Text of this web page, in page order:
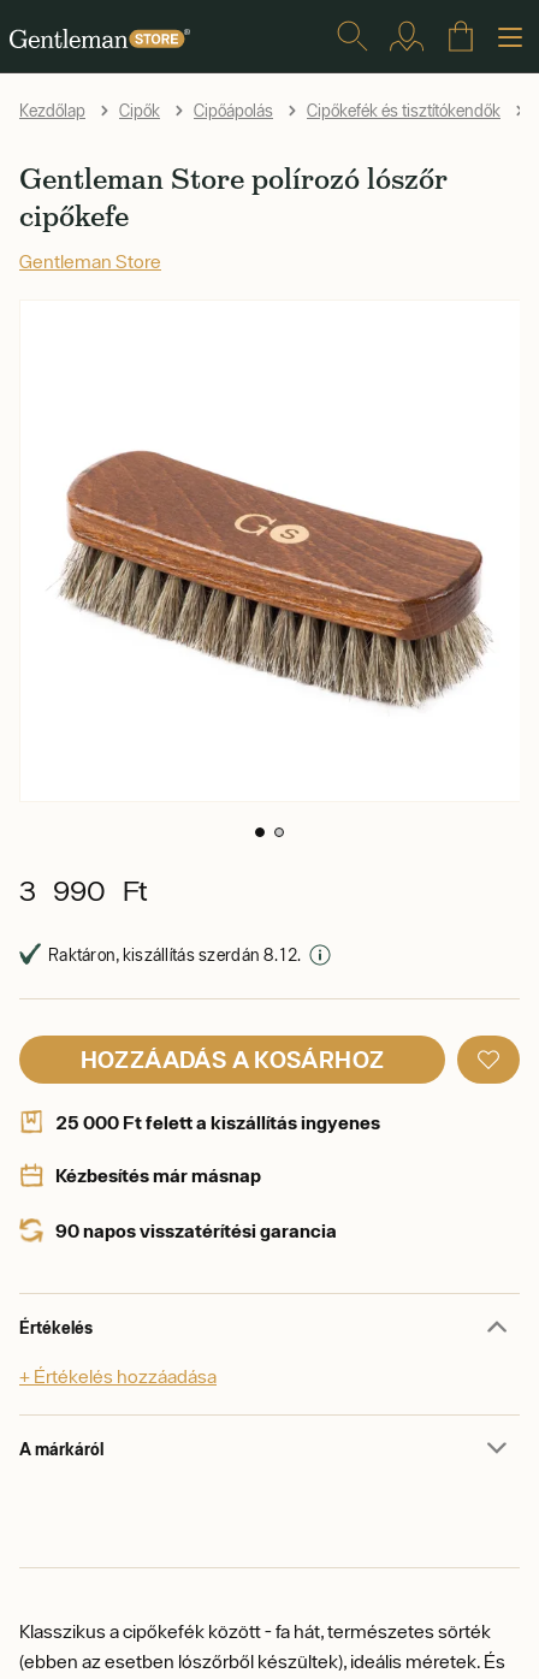
Kezdőlap Cipők Cipőápolás Cipőkefék és tisztítókendők
Gentleman Store polírozó lószőr
cipőkefe
Gentleman Store
3 990 Ft
Raktáron, kiszállítás szerdán 8. 12.
HOZZÁADÁS A KOSÁRHOZ
25 000 Ft felett a kiszállítás ingyenes
Kézbesítés már másnap
90 napos visszatérítési garancia
Értékelés
+ Értékelés hozzáadása
A márkáról
Klasszikus a cipőkefék között - fa hát, természetes sörték
(ebben az esetben lószőrből készültek), ideális méretek. És